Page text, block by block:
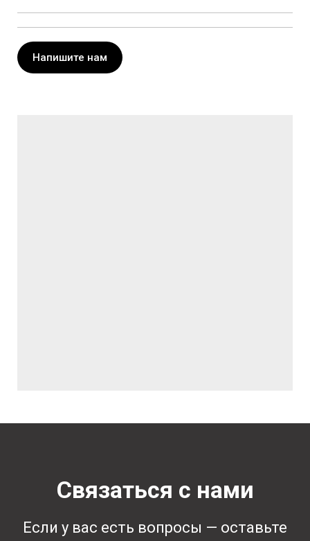
Напишите нам
Связаться с нами
Если у вас есть вопросы — оставьте